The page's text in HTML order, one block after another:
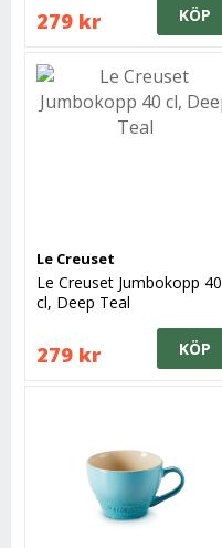
279 kr KÖP
Le Creuset
Le Creuset Jumbokopp 40
cl, Deep Teal
279 kr KÖP